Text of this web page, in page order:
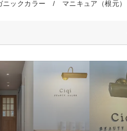
ニックカラー / マニキュア（根元）